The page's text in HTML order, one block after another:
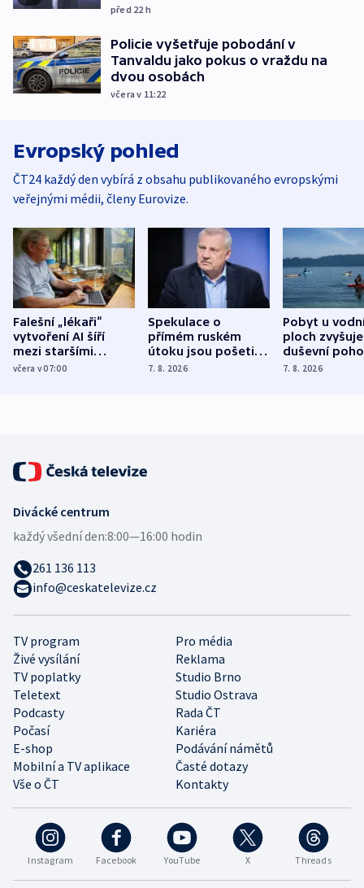
před 22 h
Policie vyšetřuje pobodání v
Tanvaldu jako pokus o vraždu na
dvou osobách
včera v 11:22
Evropský pohled
ČT24 každý den vybírá z obsahu publikovaného evropskými
veřejnými médii, členy Eurovize.
Falešní „lékaři“
vytvoření AI šíří
mezi staršími
Poláky nebezpečné
včera v 07:00
Spekulace o
přímém ruském
útoku jsou pošetilé,
míní estonský
7. 8. 2026
Pobyt u
ploch zvyšuje
duševní
ukázala
7. 8. 2026
Instagram Facebook YouTube X Threads
TV program
Pro média
Živé vysílání
Reklama
TV poplatky
Studio Brno
Teletext
Studio Ostrava
Podcasty
Rada ČT
Počasí
Kariéra
E-shop
Podávání námětů
Mobilní a TV aplikace
Časté dotazy
Vše o ČT
Kontakty
Divácké centrum
každý všední den:8:00—16:00 hodin
261 136 113
info@ceskatelevize.cz